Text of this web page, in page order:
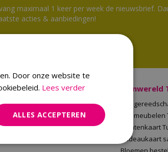
maximaal 1 keer per week de nieuwsbrief.
acties & aanbiedingen!
Malden
Malden
Klantenkaart Tuinwereld
saldocheck
Tuinwereld
Tuinmeubelen
Klantenkaart
Cadeaukaart
Door onze website te
Lees verder
ALLES ACCEPTEREN